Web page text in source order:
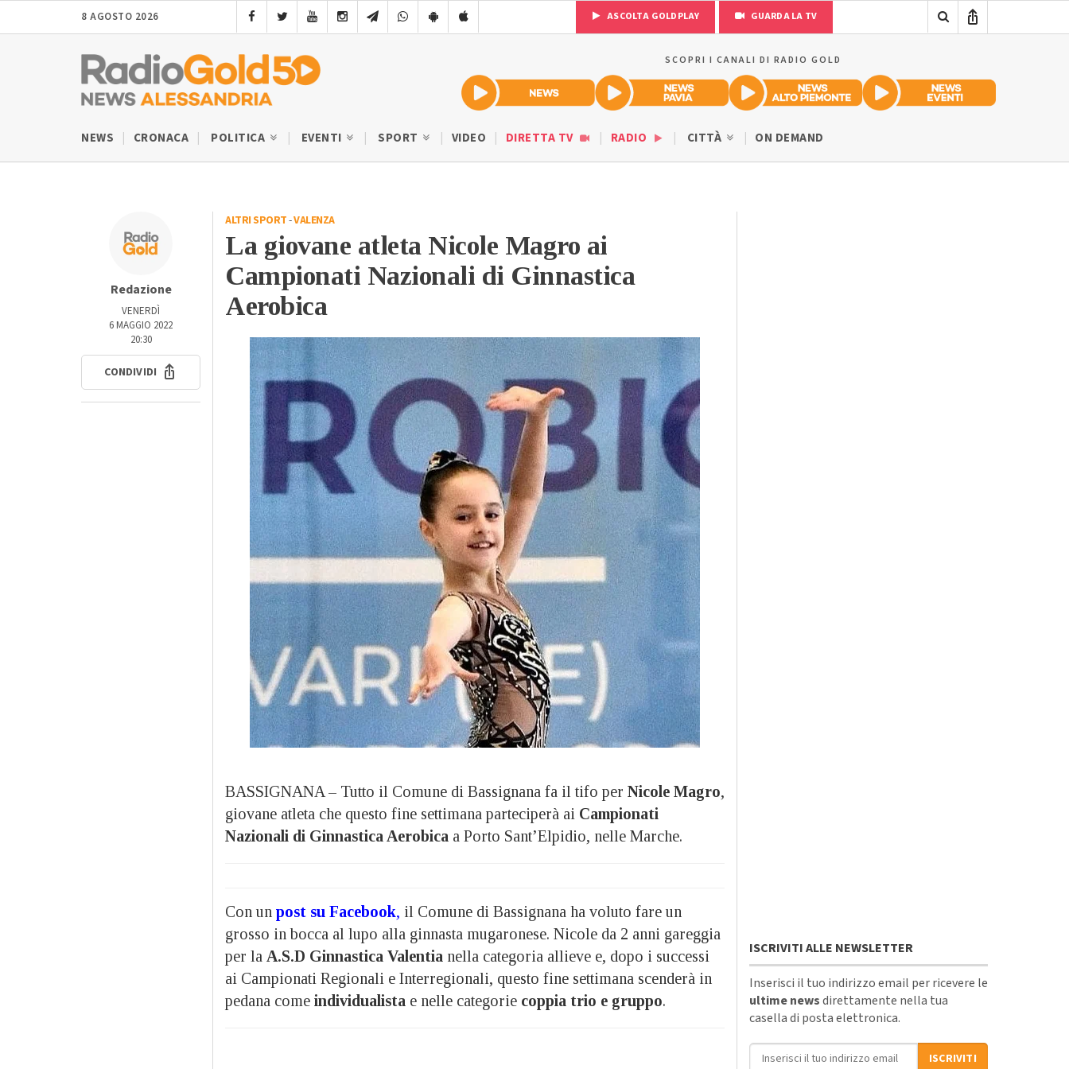
8 AGOSTO 2026 ASCOLTA GOLDPLAY GUARDA LA TV
SCOPRI I CANALI DI RADIO GOLD
NEWS CRONACA POLITICA EVENTI SPORT VIDEO DIRETTA TV RADIO CITTÀ ON DEMAND
Redazione
VENERDÌ
6 MAGGIO 2022
20:30
CONDIVIDI
ALTRI SPORT-VALENZA
La giovane atleta Nicole Magro ai
Campionati Nazionali di Ginnastica
Aerobica
BASSIGNANA – Tutto il Comune di Bassignana fa il tifo per Nicole Magro,
giovane atleta che questo fine settimana parteciperà ai Campionati
Nazionali di Ginnastica Aerobica a Porto Sant’Elpidio, nelle Marche.
Con un post su Facebook, il Comune di Bassignana ha voluto fare un
grosso in bocca al lupo alla ginnasta mugaronese. Nicole da 2 anni gareggia
per la A.S.D Ginnastica Valentia nella categoria allieve e, dopo i successi
ai Campionati Regionali e Interregionali, questo fine settimana scenderà in
pedana come individualista e nelle categorie coppia trio e gruppo.
ISCRIVITI ALLE NEWSLETTER
Inserisci il tuo indirizzo email per ricevere le
ultime newsdirettamente nella tua
casella di posta elettronica.
Indirizzo email
ISCRIVITI